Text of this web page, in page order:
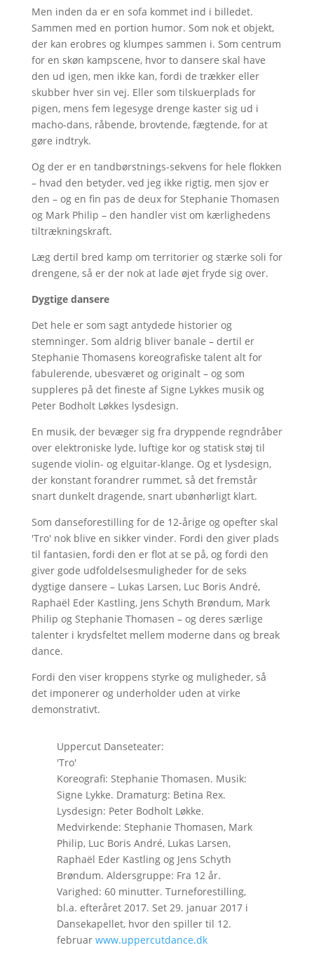
Men inden da er en sofa kommet ind i billedet.
Sammen med en portion humor. Som nok et objekt,
der kan erobres og klumpes sammen i. Som centrum
for en skøn kampscene, hvor to dansere skal have
den ud igen, men ikke kan, fordi de trækker eller
skubber hver sin vej. Eller som tilskuerplads for
pigen, mens fem legesyge drenge kaster sig ud i
macho-dans, råbende, brovtende, fægtende, for at
gøre indtryk.
Og der er en tandbørstnings-sekvens for hele flokken
– hvad den betyder, ved jeg ikke rigtig, men sjov er
den – og en fin pas de deux for Stephanie Thomasen
og Mark Philip – den handler vist om kærlighedens
tiltrækningskraft.
Læg dertil bred kamp om territorier og stærke soli for
drengene, så er der nok at lade øjet fryde sig over.
Dygtige dansere
Det hele er som sagt antydede historier og
stemninger. Som aldrig bliver banale – dertil er
Stephanie Thomasens koreografiske talent alt for
fabulerende, ubesværet og originalt – og som
suppleres på det fineste af Signe Lykkes musik og
Peter Bodholt Løkkes lysdesign.
En musik, der bevæger sig fra dryppende regndråber
over elektroniske lyde, luftige kor og statisk støj til
sugende violin- og elguitar-klange. Og et lysdesign,
der konstant forandrer rummet, så det fremstår
snart dunkelt dragende, snart ubønhørligt klart.
Som danseforestilling for de 12-årige og opefter skal
'Tro' nok blive en sikker vinder. Fordi den giver plads
til fantasien, fordi den er flot at se på, og fordi den
giver gode udfoldelsesmuligheder for de seks
dygtige dansere – Lukas Larsen, Luc Boris André,
Raphaël Eder Kastling, Jens Schyth Brøndum, Mark
Philip og Stephanie Thomasen – og deres særlige
talenter i krydsfeltet mellem moderne dans og break
dance.
Fordi den viser kroppens styrke og muligheder, så
det imponerer og underholder uden at virke
demonstrativt.
Uppercut Danseteater:
'Tro'
Koreografi: Stephanie Thomasen. Musik:
Signe Lykke. Dramaturg: Betina Rex.
Lysdesign: Peter Bodholt Løkke.
Medvirkende: Stephanie Thomasen, Mark
Philip, Luc Boris André, Lukas Larsen,
Raphaël Eder Kastling og Jens Schyth
Brøndum. Aldersgruppe: Fra 12 år.
Varighed: 60 minutter. Turneforestilling,
bl.a. efteråret 2017. Set 29. januar 2017 i
Dansekapellet, hvor den spiller til 12.
februar www.uppercutdance.dk